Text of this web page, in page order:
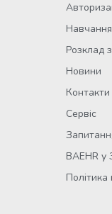
Навчання
Розклад
Новини
Контакти
Сервіс
BAEHR у